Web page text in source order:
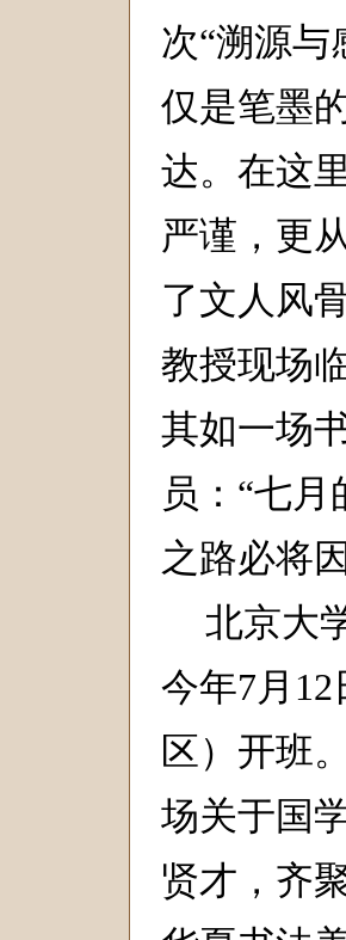
次“溯源与
仅是笔墨
达。在这
严谨，更
了文人风
教授现场
其如一场
员：“七
之路必将
北京大
今年7月 12
区）开班
场关于国
贤才，齐